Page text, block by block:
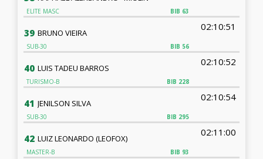
BIB 63
ELITE MASC
39
BIB 56
BRUNO VIEIRA
02:10:51
SUB-30
40
BIB 228
LUIS TADEU BARROS
02:10:52
TURISMO-B
41
BIB 295
JENILSON SILVA
02:10:54
SUB-30
42
BIB 93
LUIZ LEONARDO (LEOFOX)
02:11:00
MASTER-B